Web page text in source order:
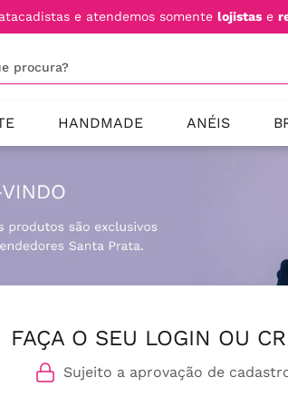
e atendemos somentelojistas e
HANDMADE ANÉIS
FAÇA O SEU LOGIN OU
Sujeito a aprovação de